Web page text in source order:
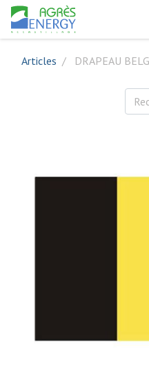
Articles DRAPEAU